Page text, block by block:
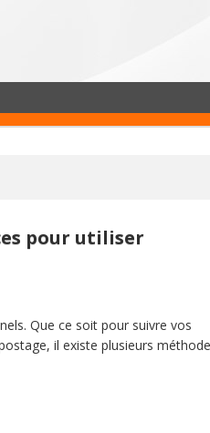
pour utiliser
Que ce soit pour suivre vos
il existe plusieurs